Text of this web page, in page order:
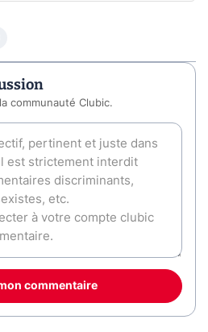
communauté Clubic.
commentaire